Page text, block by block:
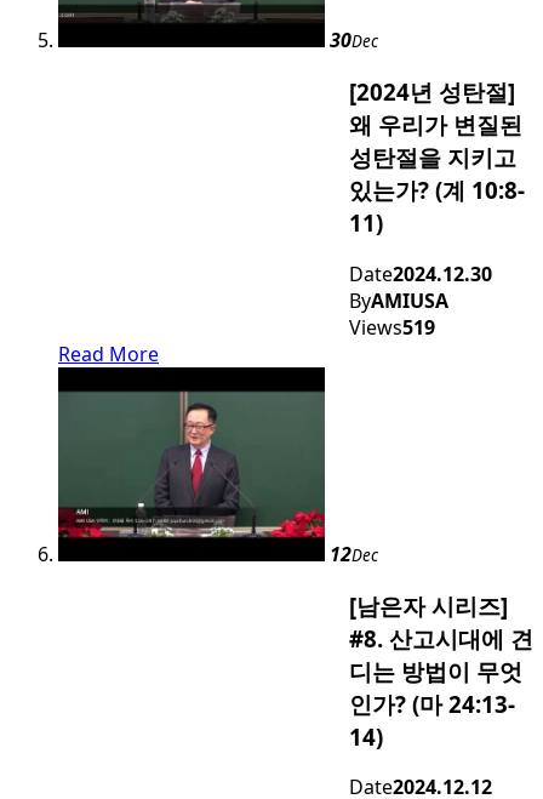
30Dec
[2024년 성탄절]
왜 우리가 변질된
성탄절을 지키고
있는가? (계 10:8-
11)
Date2024.12.30
ByAMIUSA
Views519
Read More
12Dec
[남은자 시리즈]
#8. 산고시대에 견
디는 방법이 무엇
인가? (마 24:13-
14)
Date2024.12.12